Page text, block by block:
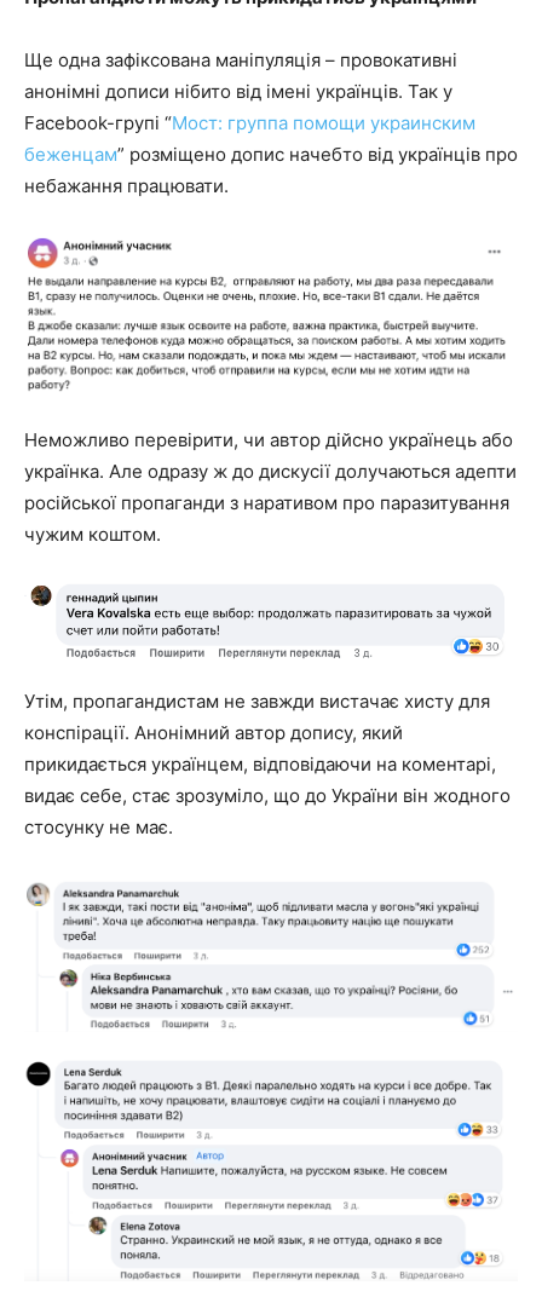
Ще одна зафіксована маніпуляція – провокативні
анонімні дописи нібито від імені українців. Так у
Facebook-групі “Мост: группа помощи украинским
беженцам” розміщено допис начебто від українців про
небажання працювати.
Неможливо перевірити, чи автор дійсно українець або
українка. Але одразу ж до дискусії долучаються адепти
російської пропаганди з наративом про паразитування
чужим коштом.
Утім, пропагандистам не завжди вистачає хисту для
конспірації. Анонімний автор допису, який
прикидається українцем, відповідаючи на коментарі,
видає себе, стає зрозуміло, що до України він жодного
стосунку не має.